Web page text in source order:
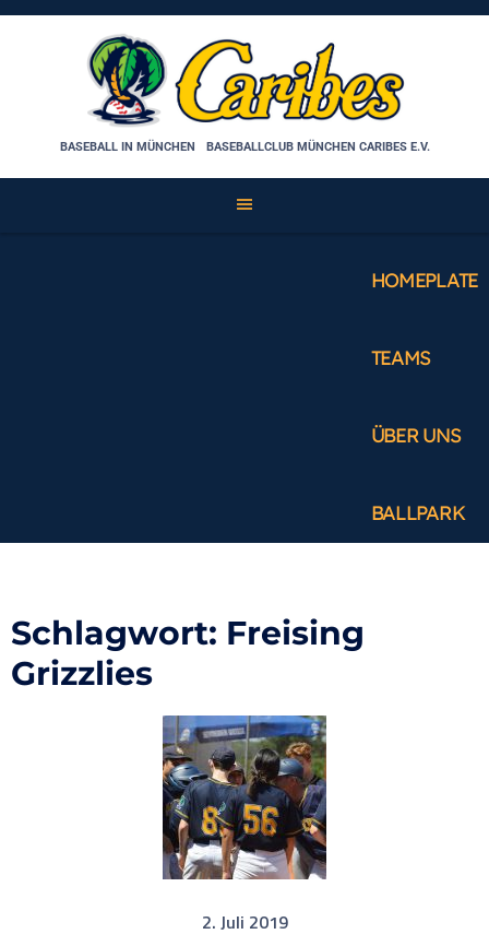
Skip
BASEBALL IN MÜNCHEN BASEBALLCLUB MÜNCHEN CARIBES E.V.
HOMEPLATE
TEAMS
ÜBER UNS
BALLPARK
Schlagwort: Freising
Grizzlies
2. Juli 2019